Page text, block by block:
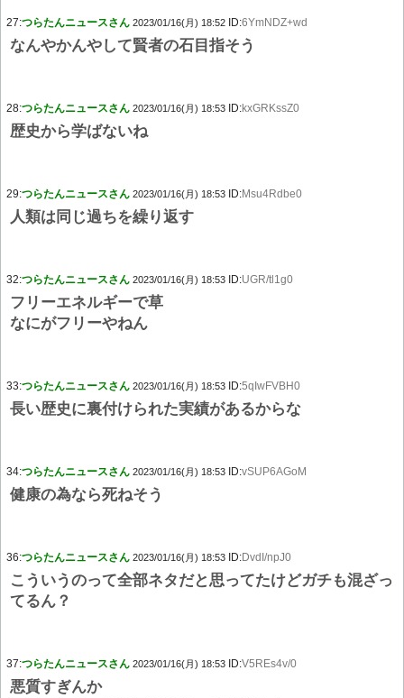
27:つらたんニュースさん 2023/01/16(月) 18:52 ID:6YmNDZ+wd
なんやかんやして賢者の石目指そう
28:つらたんニュースさん 2023/01/16(月) 18:53 ID:kxGRKssZ0
歴史から学ばないね
29:つらたんニュースさん 2023/01/16(月) 18:53 ID:Msu4Rdbe0
人類は同じ過ちを繰り返す
32:つらたんニュースさん 2023/01/16(月) 18:53 ID:UGR/tl1g0
フリーエネルギーで草
なにがフリーやねん
33:つらたんニュースさん 2023/01/16(月) 18:53 ID:5qIwFVBH0
長い歴史に裏付けられた実績があるからな
34:つらたんニュースさん 2023/01/16(月) 18:53 ID:vSUP6AGoM
健康の為なら死ねそう
36:つらたんニュースさん 2023/01/16(月) 18:53 ID:DvdI/npJ0
こういうのって全部ネタだと思ってたけどガチも混ざっ
てるん？
37:つらたんニュースさん 2023/01/16(月) 18:53 ID:V5REs4v/0
悪質すぎんか